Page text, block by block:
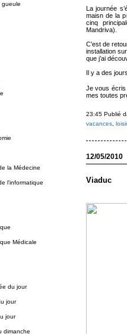
gueule
la Médecine
l'informatique
Médicale
du jour
jour
jour
dimanche
La journée
maisn de la
cinq
Mandriva).
C’est de
installation
que j’ai
Il y a des
Je vous écris
mes toutes
23:45 Publié
vacances,
12/05/2010
Viaduc